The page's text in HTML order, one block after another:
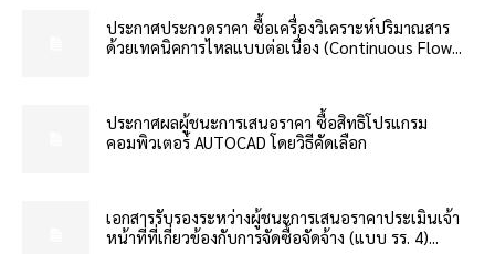
ประกาศประกวดราคา ซื้อเครื่องวิเคราะห์ปริมาณสาร
ด้วยเทคนิคการไหลแบบต่อเนื่อง (Continuous Flow...
ประกาศผลผู้ชนะการเสนอราคา ซื้อสิทธิโปรแกรม
คอมพิวเตอร์ AUTOCAD โดยวิธีคัดเลือก
เอกสารรับรองระหว่างผู้ชนะการเสนอราคาประเมินเจ้า
หน้าที่ที่เกี่ยวข้องกับการจัดซื้อจัดจ้าง (แบบ รร. 4)...